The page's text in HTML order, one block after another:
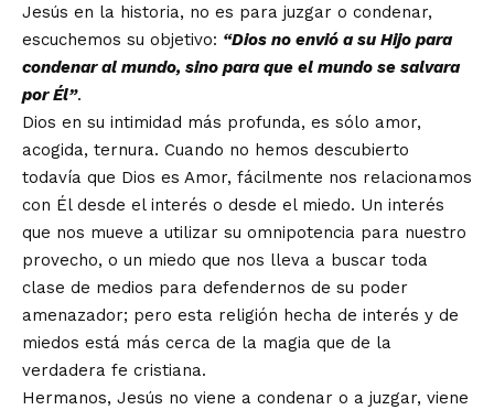
Jesús en la historia, no es para juzgar o condenar,
escuchemos su objetivo: “Dios no envió a su Hijo para
condenar al mundo, sino para que el mundo se salvara
por Él”.
Dios en su intimidad más profunda, es sólo amor,
acogida, ternura. Cuando no hemos descubierto
todavía que Dios es Amor, fácilmente nos relacionamos
con Él desde el interés o desde el miedo. Un interés
que nos mueve a utilizar su omnipotencia para nuestro
provecho, o un miedo que nos lleva a buscar toda
clase de medios para defendernos de su poder
amenazador; pero esta religión hecha de interés y de
miedos está más cerca de la magia que de la
verdadera fe cristiana.
Hermanos, Jesús no viene a condenar o a juzgar, viene